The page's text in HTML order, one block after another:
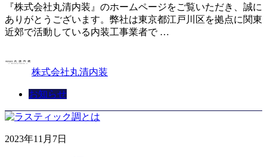
『株式会社丸清内装』のホームページをご覧いただき、誠に
ありがとうございます。弊社は東京都江戸川区を拠点に関東
近郊で活動している内装工事業者で …
株式会社丸清内装
お知らせ
2023年11月7日